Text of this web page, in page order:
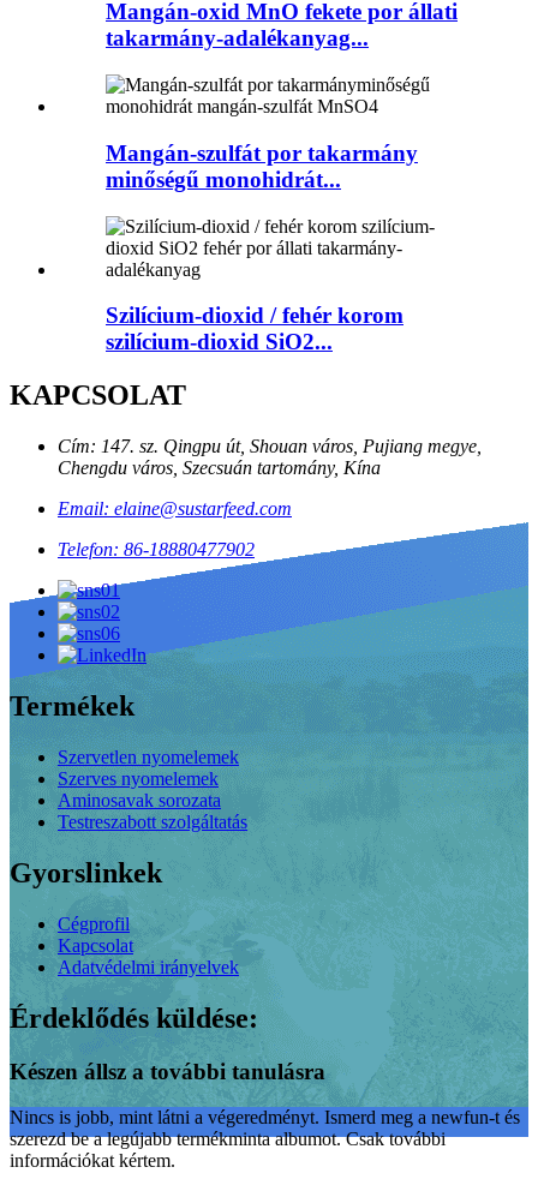
Mangán-oxid MnO fekete por állati
takarmány-adalékanyag...
Mangán-szulfát por takarmány
minőségű monohidrát...
Szilícium-dioxid / fehér korom
szilícium-dioxid SiO2...
KAPCSOLAT
Cím: 147. sz. Qingpu út, Shouan város, Pujiang megye,
Chengdu város, Szecsuán tartomány, Kína
Email: elaine@sustarfeed.com
Telefon: 86-18880477902
Termékek
Szervetlen nyomelemek
Szerves nyomelemek
Aminosavak sorozata
Testreszabott szolgáltatás
Gyorslinkek
Cégprofil
Kapcsolat
Adatvédelmi irányelvek
Érdeklődés küldése:
Készen állsz a további tanulásra
Nincs is jobb, mint látni a végeredményt. Ismerd meg a newfun-t és
szerezd be a legújabb termékminta albumot. Csak további
információkat kértem.